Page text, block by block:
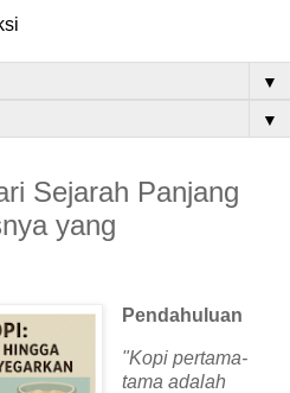
▼
▼
Sejarah Panjang
yang
Pendahuluan
"Kopi pertama-
tama adalah